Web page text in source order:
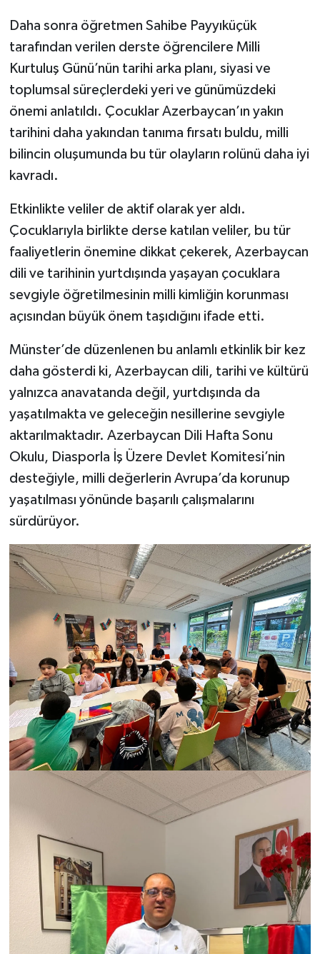
Daha sonra öğretmen Sahibe Payyıküçük
tarafından verilen derste öğrencilere Milli
Kurtuluş Günü’nün tarihi arka planı, siyasi ve
toplumsal süreçlerdeki yeri ve günümüzdeki
önemi anlatıldı. Çocuklar Azerbaycan’ın yakın
tarihini daha yakından tanıma fırsatı buldu, milli
bilincin oluşumunda bu tür olayların rolünü daha iyi
kavradı.
Etkinlikte veliler de aktif olarak yer aldı.
Çocuklarıyla birlikte derse katılan veliler, bu tür
faaliyetlerin önemine dikkat çekerek, Azerbaycan
dili ve tarihinin yurtdışında yaşayan çocuklara
sevgiyle öğretilmesinin milli kimliğin korunması
açısından büyük önem taşıdığını ifade etti.
Münster’de düzenlenen bu anlamlı etkinlik bir kez
daha gösterdi ki, Azerbaycan dili, tarihi ve kültürü
yalnızca anavatanda değil, yurtdışında da
yaşatılmakta ve geleceğin nesillerine sevgiyle
aktarılmaktadır. Azerbaycan Dili Hafta Sonu
Okulu, Diasporla İş Üzere Devlet Komitesi’nin
desteğiyle, milli değerlerin Avrupa’da korunup
yaşatılması yönünde başarılı çalışmalarını
sürdürüyor.